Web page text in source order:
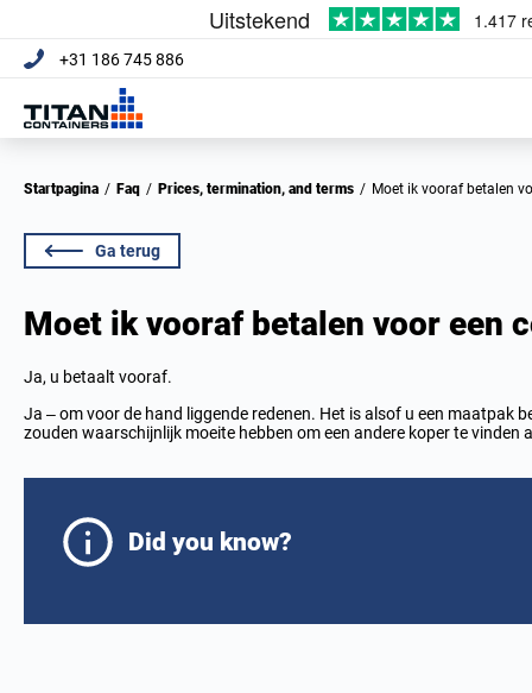
+31 186 745 886
Startpagina / Faq / Prices, termination, and terms / Moet ik vooraf betalen
Ga terug
Moet ik vooraf betalen voor een
Ja, u betaalt vooraf.
Ja – om voor de hand liggende redenen. Het is alsof u een maatpak
zouden waarschijnlijk moeite hebben om een andere koper te vinden
Did you know?